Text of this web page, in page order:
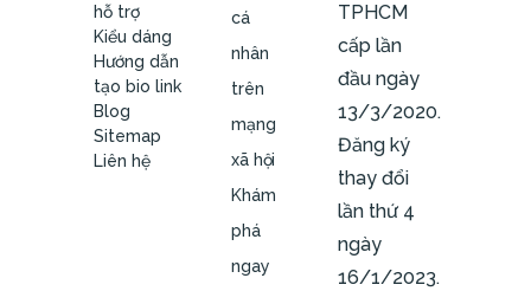
hỗ trợ
Kiểu dáng
Hướng dẫn
tạo bio link
Blog
Sitemap
Liên hệ
cá
nhân
trên
mạng
xã hội
Khám
phá
ngay
TPHCM
cấp lần
đầu ngày
13/3/2020.
Đăng ký
thay đổi
lần thứ 4
ngày
16/1/2023.